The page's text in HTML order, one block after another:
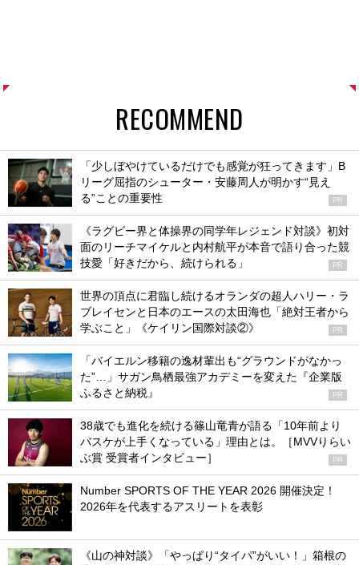
RECOMMEND
「少しぼやけているだけでも感覚が狂ってきます」B
リーグ屈指のシューター・安藤周人が明かす“見え
る”ことの重要性
PR
《ラグビー界と体操界の同学年レジェンド対談》初対
面のリーチマイケルと内村航平が本音で語り合った競
技愛「好きだから、続けられる」
PR
世界の頂点に君臨し続けるオランダの超人ハリー・ラ
ブレイセンと日本のエースの太田海也「絶対王者から
学ぶこと」《ケイリン国際対談②》
PR
「バイエルン移籍の逸材輩出も“グラウンドがなかっ
た”…」サガン鳥栖最強アカデミーを変えた『企業版
ふるさと納税』
PR
38歳でも進化を続ける篠山竜青が語る「10年前より
バスケが上手くなっている」理由とは。［MVVりらい
ぶ賞 受賞者インタビュー］
PR
Number SPORTS OF THE YEAR 2026 開催決定！
2026年を代表するアスリートを表彰
《山の神対談》「やっぱり“タイパ”がいい！」箱根の